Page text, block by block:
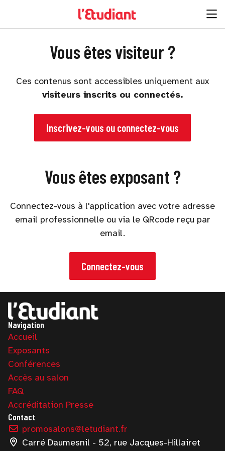
Vous êtes visiteur ?
Ces contenus sont accessibles uniquement aux
visiteurs inscrits ou connectés.
Inscrivez-vous ou connectez-vous
Vous êtes exposant ?
Connectez-vous à l'application avec votre adresse
email professionnelle ou via le QRcode reçu par
email.
Connectez-vous
Navigation
Accueil
Exposants
Conférences
Accès au salon
FAQ
Accréditation Presse
Contact
promosalons@letudiant.fr
Carré Daumesnil - 52, rue Jacques-Hillairet